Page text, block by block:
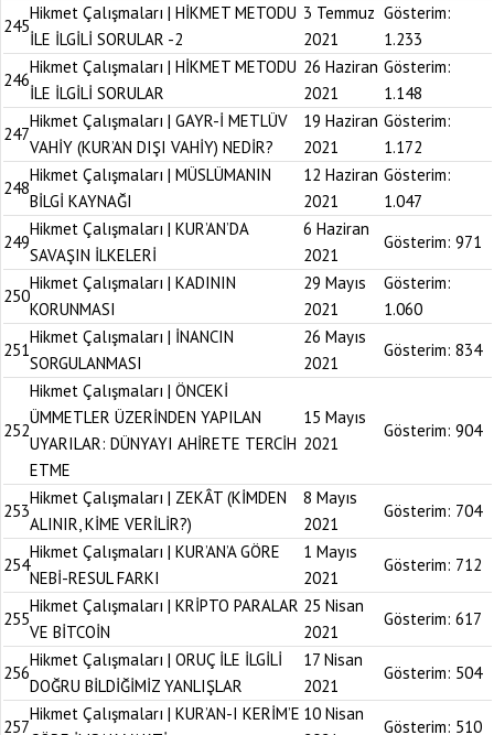
245
Hikmet Çalışmaları | HİKMET METODU
İLE İLGİLİ SORULAR -2
3 Temmuz
2021
Gösterim:
1.233
246
Hikmet Çalışmaları | HİKMET METODU
İLE İLGİLİ SORULAR
26 Haziran
2021
Gösterim:
1.148
247
Hikmet Çalışmaları | GAYR-İ METLÜV
VAHİY (KUR’AN DIŞI VAHİY) NEDİR?
19 Haziran
2021
Gösterim:
1.172
248
Hikmet Çalışmaları | MÜSLÜMANIN
BİLGİ KAYNAĞI
12 Haziran
2021
Gösterim:
1.047
249
Hikmet Çalışmaları | KUR’AN’DA
SAVAŞIN İLKELERİ
6 Haziran
2021
Gösterim: 971
250
Hikmet Çalışmaları | KADININ
KORUNMASI
29 Mayıs
2021
Gösterim:
1.060
251
Hikmet Çalışmaları | İNANCIN
SORGULANMASI
26 Mayıs
2021
Gösterim: 834
252
Hikmet Çalışmaları | ÖNCEKİ
ÜMMETLER ÜZERİNDEN YAPILAN
UYARILAR: DÜNYAYI AHİRETE TERCİH
ETME
15 Mayıs
2021
Gösterim: 904
253
Hikmet Çalışmaları | ZEKÂT (KİMDEN
ALINIR, KİME VERİLİR?)
8 Mayıs
2021
Gösterim: 704
254
Hikmet Çalışmaları | KUR’AN’A GÖRE
NEBİ-RESUL FARKI
1 Mayıs
2021
Gösterim: 712
255
Hikmet Çalışmaları | KRİPTO PARALAR
VE BİTCOİN
25 Nisan
2021
Gösterim: 617
256
Hikmet Çalışmaları | ORUÇ İLE İLGİLİ
DOĞRU BİLDİĞİMİZ YANLIŞLAR
17 Nisan
2021
Gösterim: 504
257
Hikmet Çalışmaları | KUR’AN-I KERİM’E 10 Nisan
Gösterim: 510